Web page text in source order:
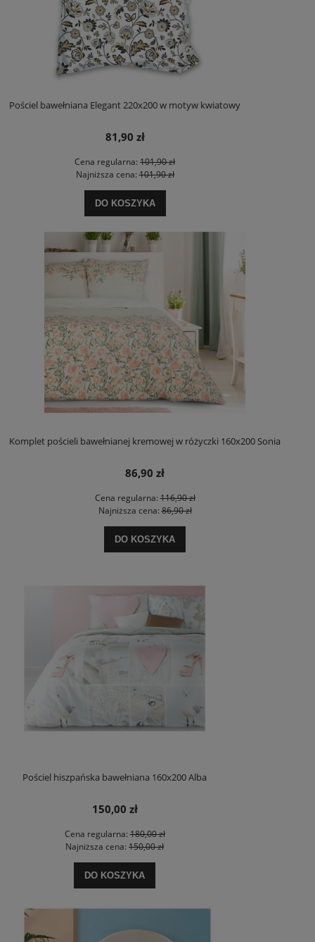
Pościel bawełniana Elegant 220x200 w motyw kwiatowy
81,90 zł
Cena regularna: 101,90 zł
Najniższa cena:101,90 zł
DO KOSZYKA
Komplet pościeli bawełnianej kremowej w różyczki 160x200 Sonia
86,90 zł
Cena regularna:116,90 zł
Najniższa cena:86,90 zł
DO KOSZYKA
Pościel hiszpańska bawełniana 160x200 Alba
150,00 zł
Cena regularna:180,00 zł
Najniższa cena: 150,00 zł
DO KOSZYKA